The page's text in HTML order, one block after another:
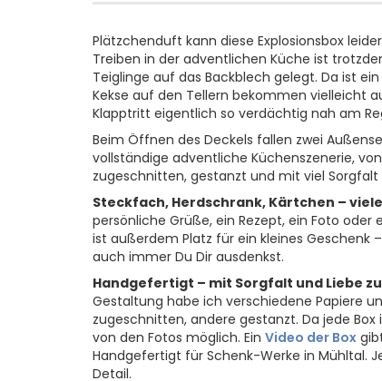
Plätzchenduft kann diese Explosionsbox
Treiben in der adventlichen Küche ist
Teiglinge auf das Backblech gelegt. Da ist
Kekse auf den Tellern bekommen vielleicht
Klapptritt eigentlich so verdächtig nah am
Beim Öffnen des Deckels fallen zwei
vollständige adventliche Küchenszenerie,
zugeschnitten, gestanzt und mit viel
Steckfach, Herdschrank, Kärtchen –
persönliche Grüße, ein Rezept, ein Foto
ist außerdem Platz für ein kleines Geschenk
auch immer Du Dir ausdenkst.
Handgefertigt – mit Sorgfalt und Liebe
Gestaltung habe ich verschiedene Papiere
zugeschnitten, andere gestanzt. Da jede
von den Fotos möglich. Ein Video der Box
Handgefertigt für Schenk-Werke in Mühltal.
Detail.